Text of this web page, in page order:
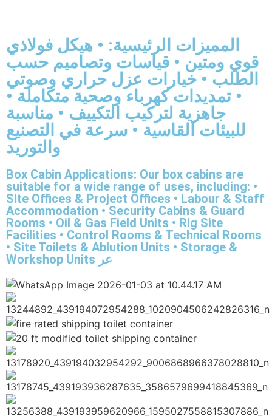
المميزات الرئيسية: • هيكل فولاذي
قوي ومتين • قياسات وتصاميم حسب
الطلب • خيارات عزل حراري وصوتي
• تمديدات كهرباء وصحية متكاملة •
جاهزية لتركيب التكييف • مناسبة
للبيئات القاسية • سرعة في التصنيع
والتوريد
Box Cabin Applications: Our box cabins are
suitable for a wide range of uses, including: •
Site Offices & Project Offices • Labour & Staff
Accommodation • Security Cabins & Guard
Rooms • Oil & Gas Field Units • Rig Site
Facilities • Control Rooms & Technical Rooms
• Site Toilets & Ablution Units • Storage &
Workshop Units عر